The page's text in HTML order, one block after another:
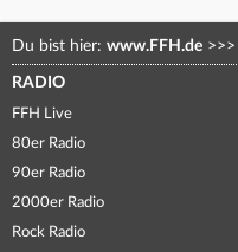
Du bist hier: www.FFH.de >>>
RADIO
FFH Live
80er Radio
90er Radio
2000er Radio
Rock Radio